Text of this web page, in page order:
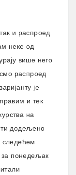
и распроед
неке од
више него
распроед
је
и тек
на
додељено
следећем
понедељак